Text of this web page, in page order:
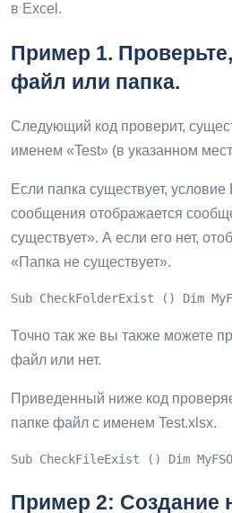
в Excel.
Пример 1.
файл или папка.
Следующий код проверит,
именем «Test» (в указанном
Если папка существует,
сообщения отображается
существует». А если его нет,
«Папка не существует».
Sub CheckFolderExist () Dim
Точно так же вы также можете
файл или нет.
Приведенный ниже код
папке файл с именем Test.xlsx.
Sub CheckFileExist () Dim
Пример 2: Создание